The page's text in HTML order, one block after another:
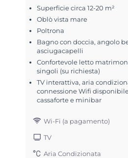
Superficie circa 12-20 m²
Oblò vista mare
Poltrona
Bagno con doccia, angolo
asciugacapelli
Confortevole letto
singoli (su richiesta)
TV interattiva, aria
connessione Wifi
cassaforte e minibar
Wi-Fi (a pagamento)
TV
Aria Condizionata